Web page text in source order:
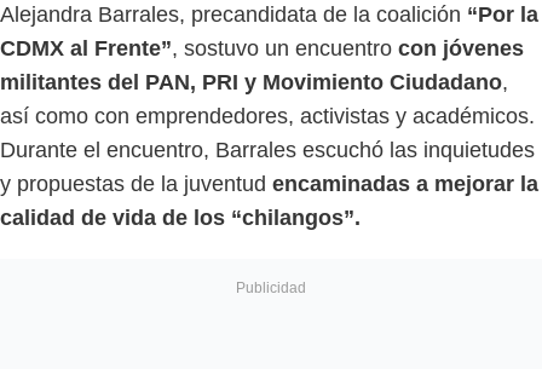
Alejandra Barrales, precandidata de la coalición “Por la
CDMX al Frente”, sostuvo un encuentro con jóvenes
militantes del PAN, PRI y Movimiento Ciudadano,
así como con emprendedores, activistas y académicos.
Durante el encuentro, Barrales escuchó las inquietudes
y propuestas de la juventud encaminadas a mejorar la
calidad de vida de los “chilangos”.